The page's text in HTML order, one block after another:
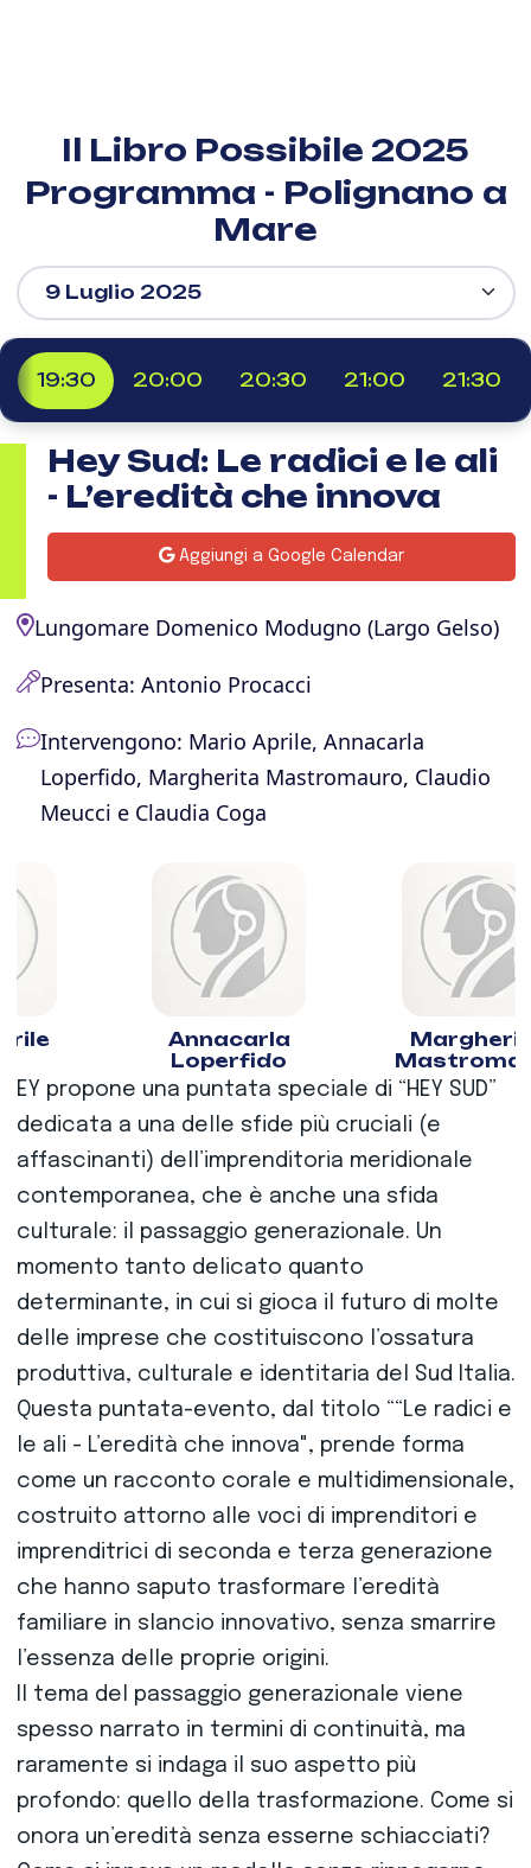
Il Libro Possibile 2025
Programma - Polignano a
Mare
19:30 20:00 20:30 21:00 21:30
Hey Sud: Le radici e le ali
- L’eredità che innova
Aggiungi a Google Calendar
Lungomare Domenico Modugno (Largo Gelso)
Presenta: Antonio Procacci
Intervengono: Mario Aprile, Annacarla
Loperfido, Margherita Mastromauro, Claudio
Meucci e Claudia Coga
Annacarla
Loperfido
Margherita
Mastromauro
EY propone una puntata speciale di “HEY SUD”
dedicata a una delle sfide più cruciali (e
affascinanti) dell’imprenditoria meridionale
contemporanea, che è anche una sfida
culturale: il passaggio generazionale. Un
momento tanto delicato quanto
determinante, in cui si gioca il futuro di molte
delle imprese che costituiscono l’ossatura
produttiva, culturale e identitaria del Sud Italia.
Questa puntata-evento, dal titolo ““Le radici e
le ali - L’eredità che innova", prende forma
come un racconto corale e multidimensionale,
costruito attorno alle voci di imprenditori e
imprenditrici di seconda e terza generazione
che hanno saputo trasformare l’eredità
familiare in slancio innovativo, senza smarrire
l’essenza delle proprie origini.
Il tema del passaggio generazionale viene
spesso narrato in termini di continuità, ma
raramente si indaga il suo aspetto più
profondo: quello della trasformazione. Come si
onora un’eredità senza esserne schiacciati?